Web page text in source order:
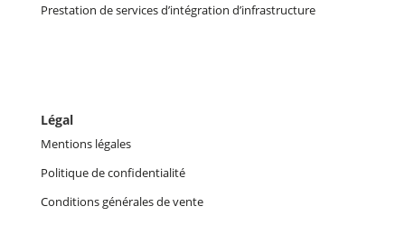
Prestation de services d’intégration d’infrastructure
Légal
Mentions légales
Politique de confidentialité
Conditions générales de vente